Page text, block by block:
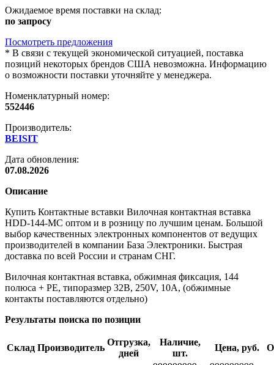
Ожидаемое время поставки на склад:
по запросу
Посмотреть предложения
* В связи с текущей экономической ситуацией, поставка
позиций некоторых брендов США невозможна. Информацию
о возможности поставки уточняйте у менеджера.
Номенклатурный номер:
552446
Производитель:
BEISIT
Дата обновления:
07.08.2026
Описание
Купить Контактные вставки Вилочная контактная вставка
HDD-144-MC оптом и в розницу по лучшим ценам. Большой
выбор качественных электронных компонентов от ведущих
производителей в компании База Электроники. Быстрая
доставка по всей России и странам СНГ.
Вилочная контактная вставка, обжимная фиксация, 144
полюса + PE, типоразмер 32B, 250V, 10A, (обжимные
контакты поставляются отдельно)
Результаты поиска по позиции
Склад Производитель
Отгрузка,
дней
Наличие,
шт.
Цена, руб.